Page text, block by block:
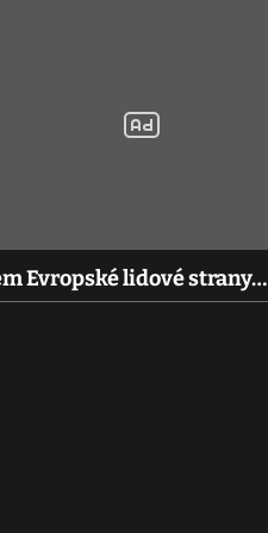
Evropské lidové strany…